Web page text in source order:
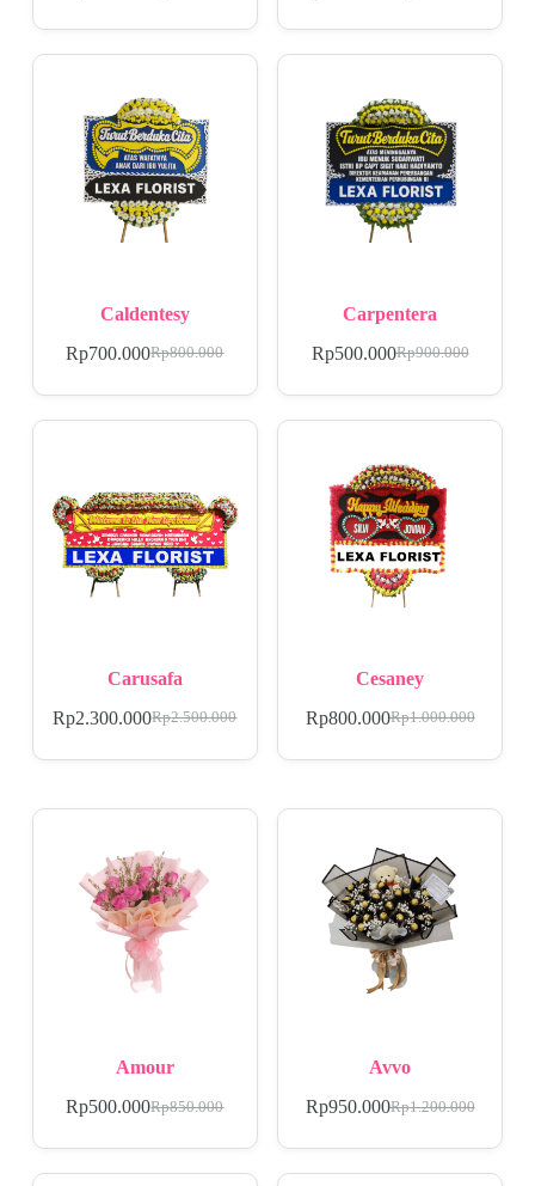
Caldentesy
Rp800.000
Rp700.000
Carpentera
Rp900.000
Rp500.000
Carusafa
Rp2.500.000
Rp2.300.000
Cesaney
Rp1.000.000
Rp800.000
Amour
Rp850.000
Rp500.000
Avvo
Rp1.200.000
Rp950.000